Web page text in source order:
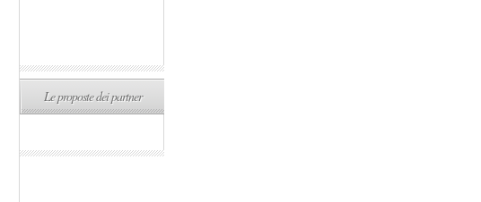
Le proposte dei partner